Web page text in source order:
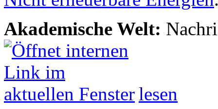
Akademische Welt:
lesen